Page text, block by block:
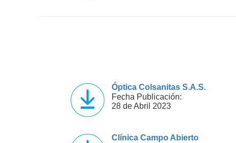
Óptica Colsanitas S.A.S.
Fecha Publicación:
28 de Abril 2023
Clínica Campo Abierto